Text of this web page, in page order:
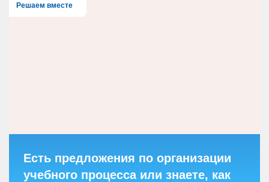
Решаем вместе
Есть предложения по организации
учебного процесса или знаете, как